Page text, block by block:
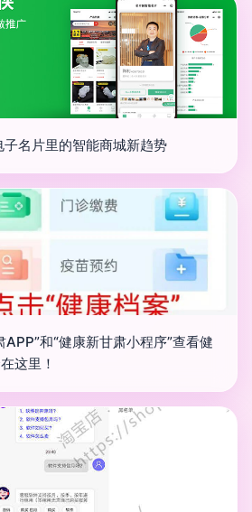
名片里的智能商城新趋势
APP”和“健康新甘肃小程序”查看健
这里！